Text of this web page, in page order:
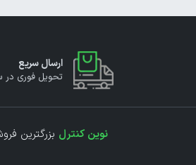
ارسال سریع
تحویل فوری در
نوین کنترل بزرگترین